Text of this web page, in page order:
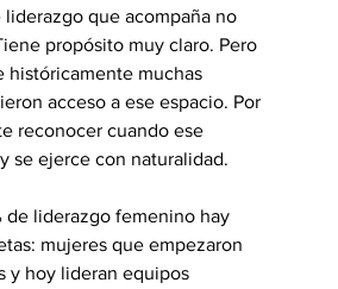
liderazgo que acompaña no
propósito muy claro. Pero
históricamente muchas
acceso a ese espacio. Por
reconocer cuando ese
se ejerce con naturalidad.
de liderazgo femenino hay
mujeres que empezaron
y hoy lideran equipos